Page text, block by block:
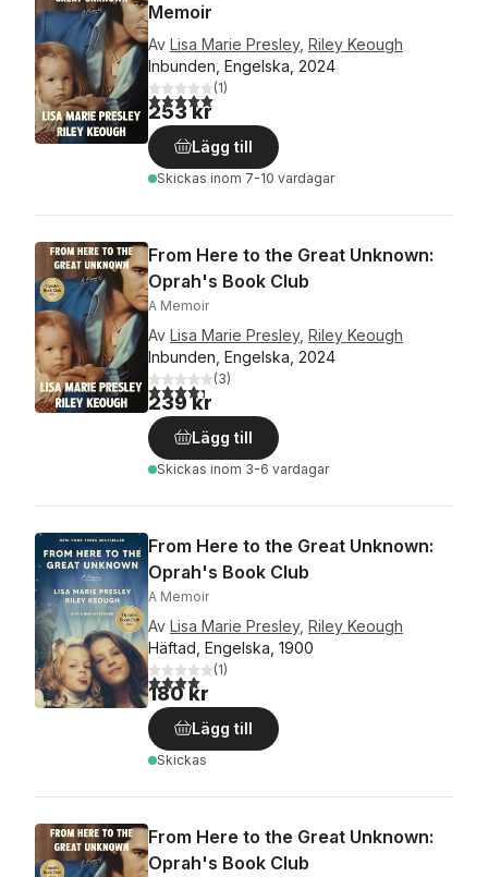
Memoir
Av Lisa Marie Presley, Riley Keough
Inbunden, Engelska, 2024
5,0utav 5 stjärnor. Totalt antal röster:
(1)
253 kr
Lägg till
Skickas inom 7-10 vardagar
From Here to the Great Unknown:
Oprah's Book Club
A Memoir
Av Lisa Marie Presley, Riley Keough
Inbunden, Engelska, 2024
4,3utav 5 stjärnor. Totalt antal röster:
(3)
239 kr
Lägg till
Skickas inom 3-6 vardagar
From Here to the Great Unknown:
Oprah's Book Club
A Memoir
Av Lisa Marie Presley, Riley Keough
Häftad, Engelska, 1900
4,0utav 5 stjärnor. Totalt antal röster:
(1)
180 kr
Lägg till
Skickas
From Here to the Great Unknown:
Oprah's Book Club